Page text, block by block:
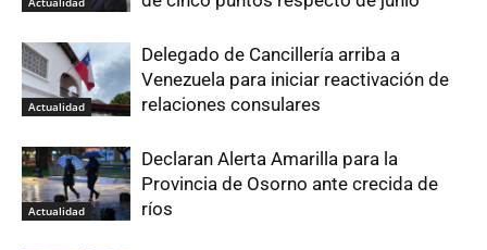
Actualidad
Delegado de Cancillería arriba a
Venezuela para iniciar reactivación de
relaciones consulares
Actualidad
Declaran Alerta Amarilla para la
Provincia de Osorno ante crecida de
ríos